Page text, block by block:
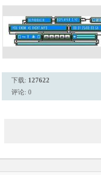
下载: 127622
评论: 0